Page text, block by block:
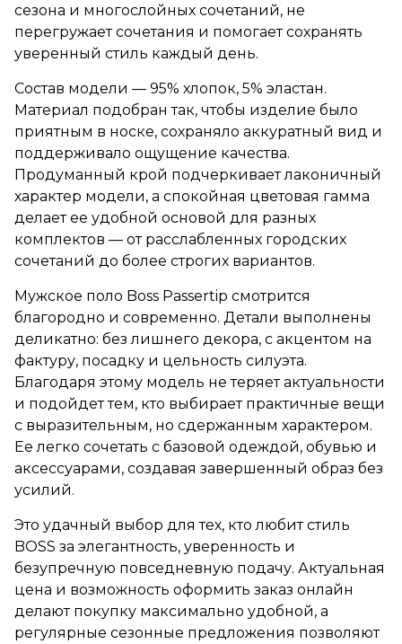
сезона и многослойных сочетаний, не
перегружает сочетания и помогает сохранять
уверенный стиль каждый день.
Состав модели — 95% хлопок, 5% эластан.
Материал подобран так, чтобы изделие было
приятным в носке, сохраняло аккуратный вид и
поддерживало ощущение качества.
Продуманный крой подчеркивает лаконичный
характер модели, а спокойная цветовая гамма
делает ее удобной основой для разных
комплектов — от расслабленных городских
сочетаний до более строгих вариантов.
Мужское поло Boss Passertip смотрится
благородно и современно. Детали выполнены
деликатно: без лишнего декора, с акцентом на
фактуру, посадку и цельность силуэта.
Благодаря этому модель не теряет актуальности
и подойдет тем, кто выбирает практичные вещи
с выразительным, но сдержанным характером.
Ее легко сочетать с базовой одеждой, обувью и
аксессуарами, создавая завершенный образ без
усилий.
Это удачный выбор для тех, кто любит стиль
BOSS за элегантность, уверенность и
безупречную повседневную подачу. Актуальная
цена и возможность оформить заказ онлайн
делают покупку максимально удобной, а
регулярные сезонные предложения позволяют